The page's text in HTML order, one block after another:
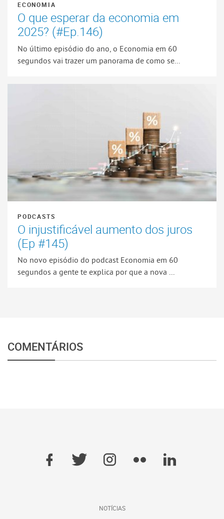
ECONOMIA
O que esperar da economia em
2025? (#Ep.146)
No último episódio do ano, o Economia em 60
segundos vai trazer um panorama de como se...
PODCASTS
O injustificável aumento dos juros
(Ep #145)
No novo episódio do podcast Economia em 60
segundos a gente te explica por que a nova ...
COMENTÁRIOS
NOTÍCIAS